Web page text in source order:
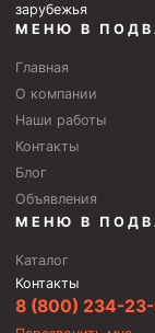
Башмаки
Инструмент
Перья для
Пауки
Желонки
Ерши
зарубежья
МЕНЮ В
Главная
О компании
Наши работы
Контакты
Блог
Объявления
МЕНЮ В
Каталог
Контакты
8 (800) 234-